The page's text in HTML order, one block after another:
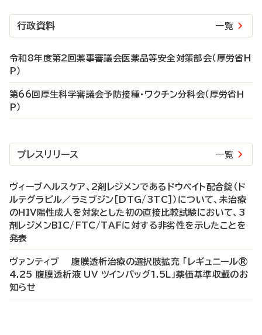
行政資料 一覧
令和8年度第2回薬事審議会医薬品等安全対策部会（厚労省H
P）
第66回厚生科学審議会予防接種・ワクチン分科会（厚労省H
P）
プレスリリース 一覧
ヴィーブヘルスケア、2剤レジメンであるドウベイト配合錠（ド
ルテグラビル／ラミブジン［DTG/3TC］）について、未治療
のHIV陽性成人を対象とした初の直接比較試験において、3
剤レジメンBIC/FTC/TAFに対する非劣性を示したことを
発表
ヴァンティブ 腹膜透析治療の選択肢拡充 「レギュニール®
4.25 腹膜透析液 UV ツインバッグ1.5L」薬価基準収載のお
知らせ